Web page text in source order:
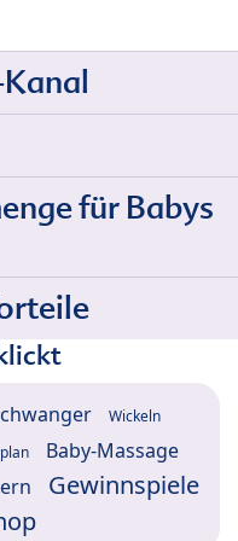
für Babys
Wickeln
Baby-Massage
Gewinnspiele